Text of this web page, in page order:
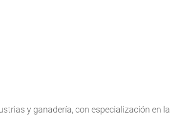
y ganadería, con especialización en la